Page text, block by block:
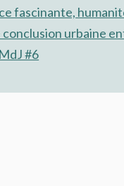
fascinante,
conclusion urbaine
#6